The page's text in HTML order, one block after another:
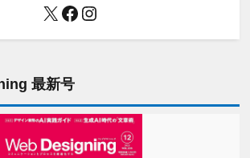
X Facebook
Instagram
最新号